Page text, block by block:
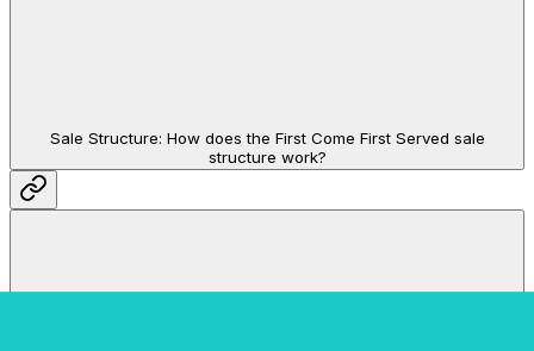
Sale Structure: How does the First Come First Served sale
structure work?